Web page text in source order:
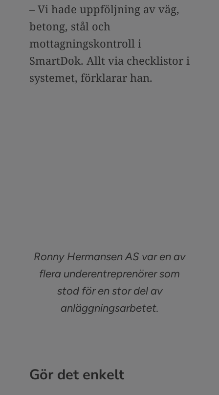
– Vi hade uppföljning av väg,
betong, stål och
mottagningskontroll i
SmartDok. Allt via checklistor i
systemet, förklarar han.
Ronny Hermansen AS var en av
flera underentreprenörer som
stod för en stor del av
anläggningsarbetet.
Gör det enkelt